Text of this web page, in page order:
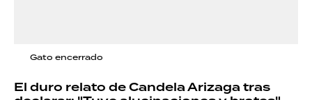
Gato encerrado
El duro relato de Candela Arizaga tras